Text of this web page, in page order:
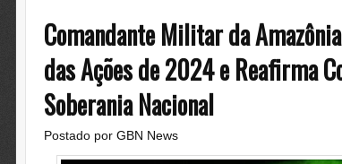
Comandante Militar da
das Ações de 2024 e Reafirma
Soberania Nacional
Postado por GBN News